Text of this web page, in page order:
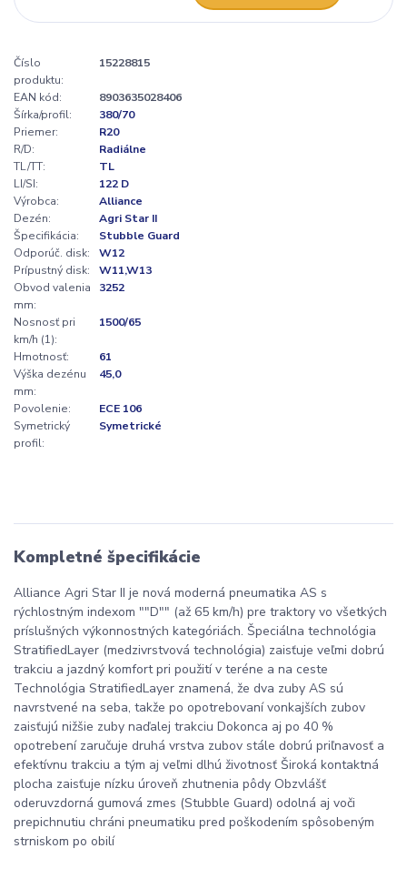
Číslo
produktu:
15228815
EAN kód:
8903635028406
Šírka/profil:
380/70
Priemer:
R20
R/D:
Radiálne
TL/TT:
TL
LI/SI:
122 D
Výrobca:
Alliance
Dezén:
Agri Star II
Špecifikácia:
Stubble Guard
Odporúč. disk:
W12
Prípustný disk:
W11,W13
Obvod valenia
mm:
3252
Nosnosť pri
km/h (1):
1500/65
Hmotnosť:
61
Výška dezénu
mm:
45,0
Povolenie:
ECE 106
Symetrický
profil:
Symetrické
Kompletné špecifikácie
Alliance Agri Star II je nová moderná pneumatika AS s
rýchlostným indexom ""D"" (až 65 km/h) pre traktory vo všetkých
príslušných výkonnostných kategóriách. Špeciálna technológia
StratifiedLayer (medzivrstvová technológia) zaisťuje veľmi dobrú
trakciu a jazdný komfort pri použití v teréne a na ceste
Technológia StratifiedLayer znamená, že dva zuby AS sú
navrstvené na seba, takže po opotrebovaní vonkajších zubov
zaisťujú nižšie zuby naďalej trakciu Dokonca aj po 40 %
opotrebení zaručuje druhá vrstva zubov stále dobrú priľnavosť a
efektívnu trakciu a tým aj veľmi dlhú životnosť Široká kontaktná
plocha zaisťuje nízku úroveň zhutnenia pôdy Obzvlášť
oderuvzdorná gumová zmes (Stubble Guard) odolná aj voči
prepichnutiu chráni pneumatiku pred poškodením spôsobeným
strniskom po obilí